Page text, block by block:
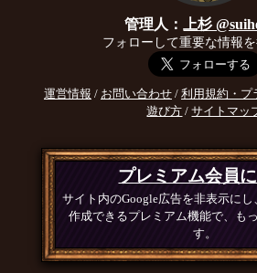
管理人：上杉
フォローして重要な情報を
運営情報 / お問い合わせ/ 利用規約・プ
遊び方 /サイトマッ
プレミアム会員
サイト内のGoogle広告を非表示に
作成できるプレミアム機能で、も
す。